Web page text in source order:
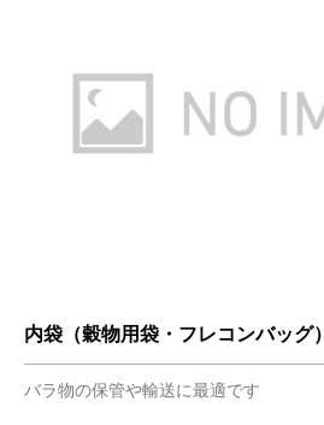
内袋（穀物用袋・フレコンバッグ）
バラ物の保管や輸送に最適です